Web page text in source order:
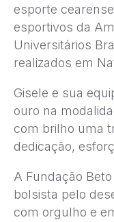
esporte
esportivos da
Universitários
realizados em
Gisele e sua
ouro na
com brilho uma
dedicação,
A Fundação
bolsista pelo
com orgulho e